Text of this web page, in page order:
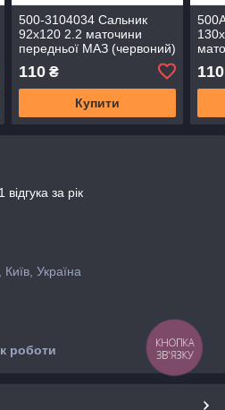
500-3104034 Сальник
92х120 2.2 маточини
передньої МАЗ (червоний)
110₴
Купити
110
за рік
Україна
роботи
КНОПКА
ЗВ'ЯЗКУ